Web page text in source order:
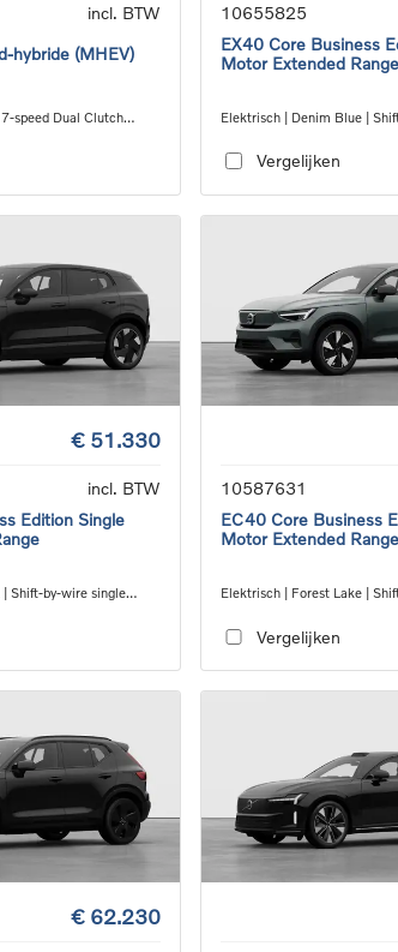
incl. BTW
hybride (MHEV)
speed Dual Clutch
10655825
EX40 Core Business
Motor Extended Range
Elektrisch | Denim Blue |
Vergelijken
€ 51.330
incl. BTW
Edition Single
Shift-by-wire single
10587631
EC40 Core Business
Motor Extended Range
Elektrisch | Forest Lake |
Vergelijken
€ 62.230